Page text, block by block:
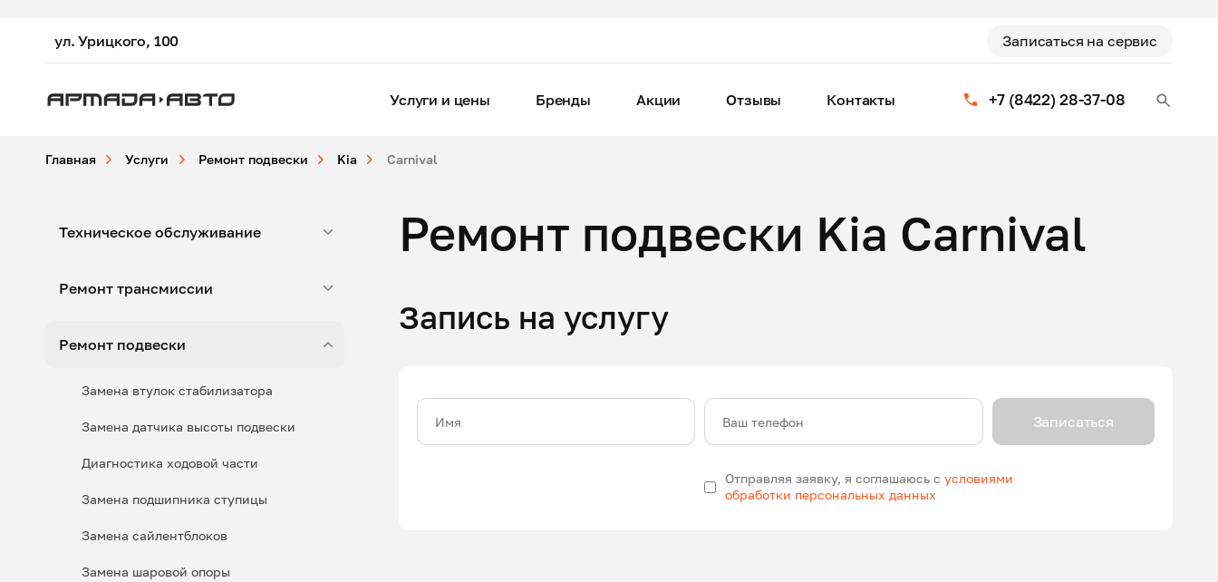
ул. Урицкого, 100 Записаться на сервис
+7 (8422) 28-37-08
Услуги и цены Бренды Акции Отзывы Контакты
Главная Услуги Ремонт подвески Kia Carnival
Техническое обслуживание
Ремонт трансмиссии
Ремонт подвески
Замена втулок стабилизатора
Замена датчика высоты подвески
Диагностика ходовой части
Замена подшипника ступицы
Замена сайлентблоков
Замена шаровой опоры
Ремонт подвески Kia Carnival
Запись на услугу
Имя Ваш телефон
Отправляя заявку, я соглашаюсь сусловиями
обработки персональных данных
Записаться